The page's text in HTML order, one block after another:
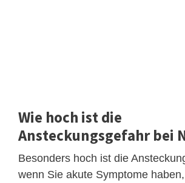
Wie hoch ist die
Ansteckungsgefahr bei
Besonders hoch ist die
wenn Sie akute Symptome